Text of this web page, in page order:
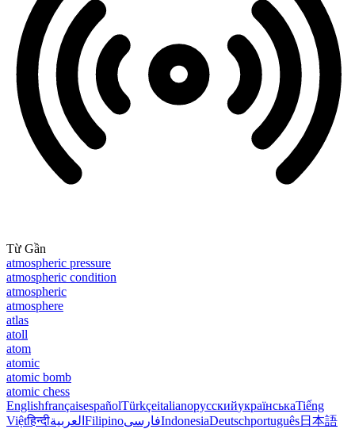
Từ Gần
atmospheric pressure
atmospheric condition
atmospheric
atmosphere
atlas
atoll
atom
atomic
atomic bomb
atomic chess
EnglishfrançaisespañolTürkçeitalianoрусскийукраїнськаTiếng
Việtहिन्दीالعربية FilipinoفارسیIndonesiaDeutschportuguês日本語